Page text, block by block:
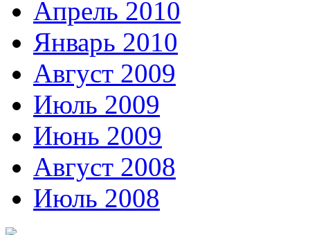
Апрель 2010
Январь 2010
Август 2009
Июль 2009
Июнь 2009
Август 2008
Июль 2008